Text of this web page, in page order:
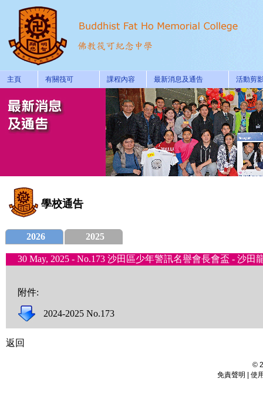
主頁 有關筏可 課程內容 最新消息及通告 活動剪
學校通告
2026 2025
30 May, 2025 - No.173 沙田區少年警訊名譽會長會盃 - 沙田
附件:
2024-2025 No.173
返回
©
免責聲明 | 使